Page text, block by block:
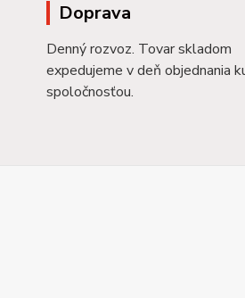
Doprava
Denný rozvoz. Tovar skladom
expedujeme v deň objednania
spoločnosťou.